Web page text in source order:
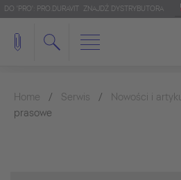
DO 'PRO': PRO.DURAVIT ZNAJDŹ DYSTRYBUTORA
Home Serwis Nowości i
prasowe